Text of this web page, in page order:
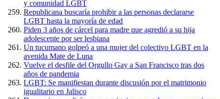
y comunidad LGBT
Republicana buscaría prohibir a las personas declararse
LGBT hasta la mayoría de edad
Piden 3 años de cárcel para madre que agredió a su hija
adolescente por ser lesbiana
Un tucumano golpeó a una mujer del colectivo LGBT en la
avenida Mate de Luna
Vuelve el desfile del Orgullo Gay a San Francisco tras dos
años de pandemia
LGBT: Se manifiestan durante discusión por el matrimonio
igualitario en Jalisco